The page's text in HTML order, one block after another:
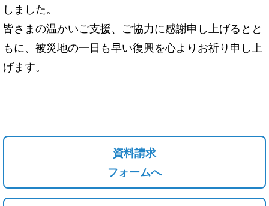
しました。
皆さまの温かいご支援、ご協力に感謝申し上げるとと
もに、被災地の一日も早い復興を心よりお祈り申し上
げます。
資料請求
フォームへ